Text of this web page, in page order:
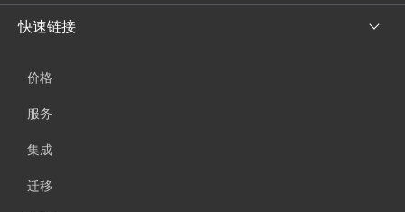
快速链接
价格
服务
集成
迁移